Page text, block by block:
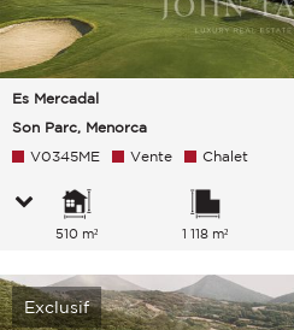
Es Mercadal
Son Parc, Menorca
V0345ME Vente Chalet
510 m² 1 118 m²
Exclusif